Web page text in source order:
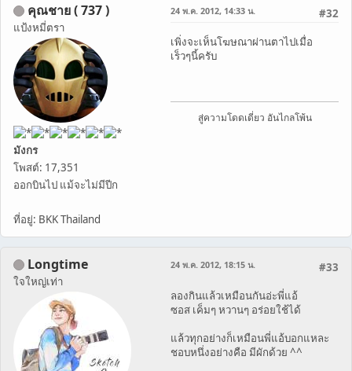
คุณชาย ( 737 )
แป้งหมี่ตรา
มังกร
โพสต์: 17,351
ออกบินไป แม้จะไม่มีปีก
ที่อยู่: BKK Thailand
#32
24 พ.ค. 2012, 14:33 น.
เพิ่งจะเห็นโฆษณาผ่านตาไปเมื่อ
เร็วๆนี้ครับ
สู่ความโดดเดี่ยว อันไกลโพ้น
Longtime
ใจใหญ่เท่า
#33
24 พ.ค. 2012, 18:15 น.
ลองกินแล้วเหมือนกันอ่ะพี่แอ้
ซอส เค็มๆ หวานๆ อร่อยใช้ได้
แล้วทุกอย่างก็เหมือนพี่แอ้บอกแหละ
ชอบหนึ่งอย่างคือ มีผักด้วย ^^